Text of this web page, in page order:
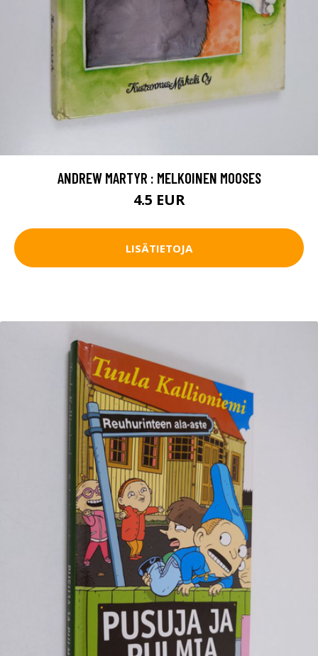
ANDREW MARTYR : MELKOINEN MOOSES
4.5 EUR
LISÄTIETOJA